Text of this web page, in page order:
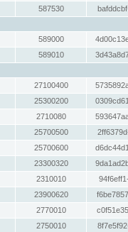
587530
589000
589010
27100400
25300200
2710080
25700500
25700600
23300320
2310010
23900620
2770010
2750010